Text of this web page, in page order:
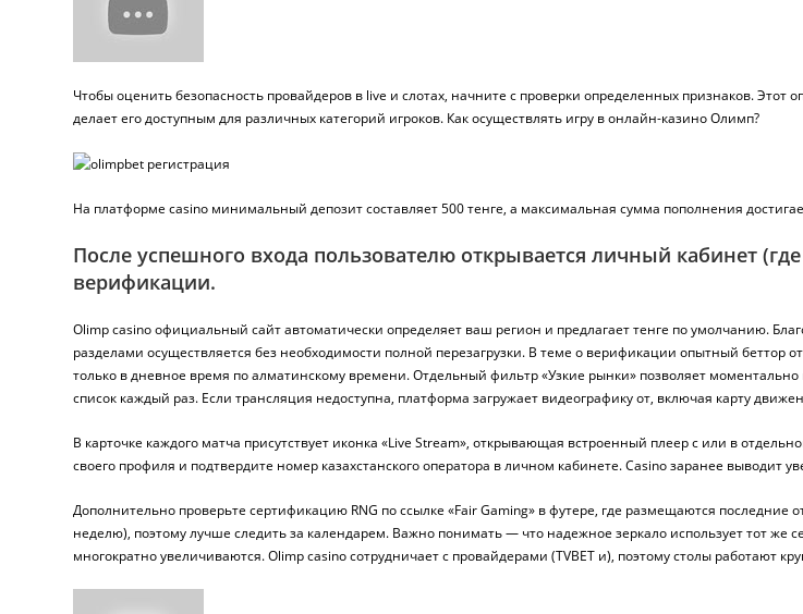
Чтобы оценить безопасность провайдеров в live и слотах, начните с проверки определенных признаков. Этот
делает его доступным для различных категорий игроков. Как осуществлять игру в онлайн-казино Олимп?
На платформе casino минимальный депозит составляет 500 тенге, а максимальная сумма пополнения
После успешного входа пользователю открывается личный кабинет
верификации.
Olimp casino официальный сайт автоматически определяет ваш регион и предлагает тенге по умолчанию.
разделами осуществляется без необходимости полной перезагрузки. В теме о верификации опытный беттор
только в дневное время по алматинскому времени. Отдельный фильтр «Узкие рынки» позволяет
список каждый раз. Если трансляция недоступна, платформа загружает видеографику от, включая карту
В карточке каждого матча присутствует иконка «Live Stream», открывающая встроенный плеер с или в
своего профиля и подтвердите номер казахстанского оператора в личном кабинете. Casino заранее выводит
Дополнительно проверьте сертификацию RNG по ссылке «Fair Gaming» в футере, где размещаются
неделю), поэтому лучше следить за календарем. Важно понимать — что надежное зеркало использует тот же
многократно увеличиваются. Olimp casino сотрудничает с провайдерами (TVBET и), поэтому столы работают